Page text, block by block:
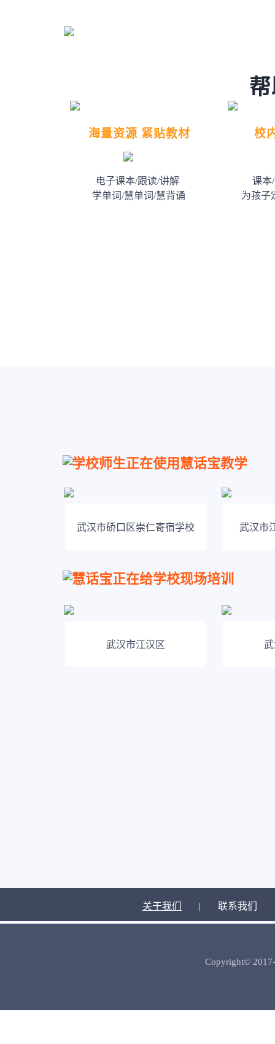
海量资源 紧贴教材
电子课本/跟读/讲解
学单词/慧单词/慧背诵
校
课本
为孩子
学校师生正在使用慧话宝教学
武汉市硚口区崇仁寄宿学校 武汉市
慧话宝正在给学校现场培训
武汉市江汉区
关于我们 | 联系我们
Copyright©